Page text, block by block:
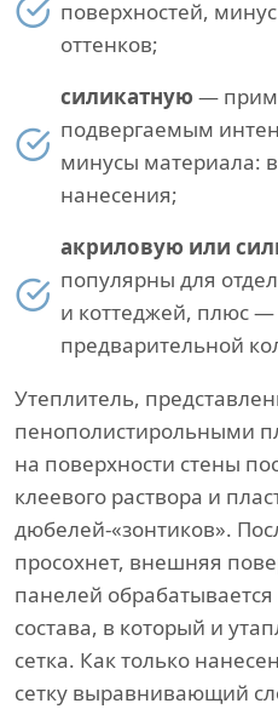
поверхностей,
оттенков;
силикатную —
подвергаемым
минусы материала:
нанесения;
акриловую или
популярны для
и коттеджей, плюс
предварительной
Утеплитель,
пенополистирольными
на поверхности стены
клеевого раствора и
дюбелей-«зонтиков».
просохнет, внешняя
панелей
состава, в который и
сетка. Как только
сетку выравнивающий